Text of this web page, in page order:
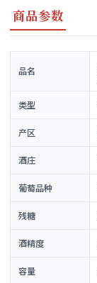
商品参数
品名
类型
产区
酒庄
葡萄品种
残糖
酒精度
容量